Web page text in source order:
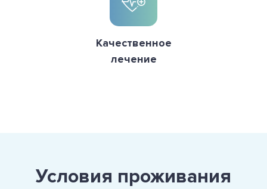
Качественное
лечение
Условия проживания